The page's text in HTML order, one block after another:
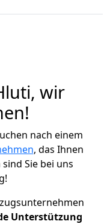
wir
nach einem
, das Ihnen
Sie bei uns
Unterstützung